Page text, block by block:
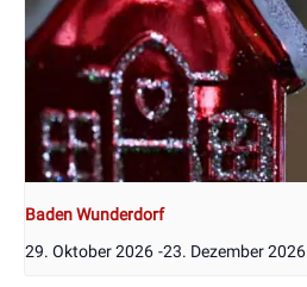
Baden Wunderdorf
29. Oktober 2026 -23. Dezember 2026